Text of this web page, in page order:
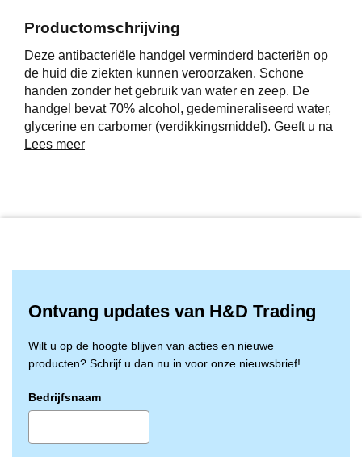
Productomschrijving
Deze antibacteriële handgel verminderd bacteriën op
de huid die ziekten kunnen veroorzaken. Schone
handen zonder het gebruik van water en zeep. De
handgel bevat 70% alcohol, gedemineraliseerd water,
glycerine en carbomer (verdikkingsmiddel). Geeft u na
ieder gebruik een fris, schoon en zeker gevoel. Alleen
Lees meer
Ontvang updates van H&D Trading
Wilt u op de hoogte blijven van acties en nieuwe
producten? Schrijf u dan nu in voor onze nieuwsbrief!
Bedrijfsnaam